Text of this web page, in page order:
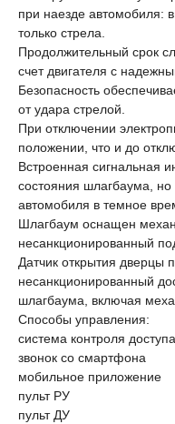
при наезде автомобиля:
только стрела.
Продолжительный срок
счет двигателя с
Безопасность
от удара стрелой.
При отключении
положении, что и до
Встроенная сигнальная
состояния шлагбаума,
автомобиля в темное
Шлагбаум оснащен
несанкционированный
Датчик открытия дверцы
несанкционированный
шлагбаума, включая
Способы управления:
система контроля доступа
звонок со смартфона
мобильное приложение
пульт РУ
пульт ДУ